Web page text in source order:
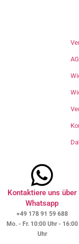
Kontaktiere uns über
Whatsapp
+49 178 91 59 688
Mo. - Fr. 10:00 Uhr - 16:00
Uhr